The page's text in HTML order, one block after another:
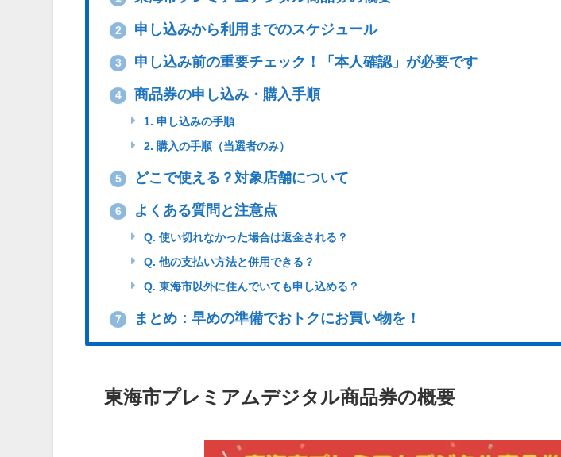
2 申し込みから利用までのスケジュール
3 申し込み前の重要チェック！「本人確認」が必要です
4 商品券の申し込み・購入手順
1. 申し込みの手順
2. 購入の手順（当選者のみ）
5 どこで使える？対象店舗について
6 よくある質問と注意点
Q. 使い切れなかった場合は返金される？
Q. 他の支払い方法と併用できる？
Q. 東海市以外に住んでいても申し込める？
7 まとめ：早めの準備でおトクにお買い物を！
東海市プレミアムデジタル商品券の概要